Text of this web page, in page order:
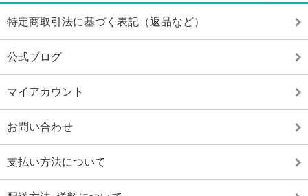
特定商取引法に基づく表記（返品など）
公式ブログ
マイアカウント
お問い合わせ
支払い方法について